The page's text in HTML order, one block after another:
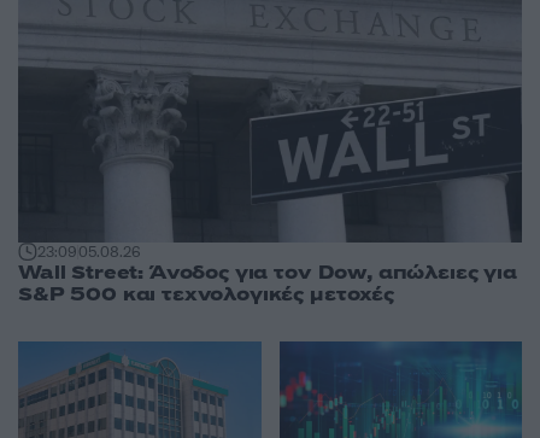
23:0905.08.26
Wall Street: Άνοδος για τον Dow, απώλειες για
S&P 500 και τεχνολογικές μετοχές